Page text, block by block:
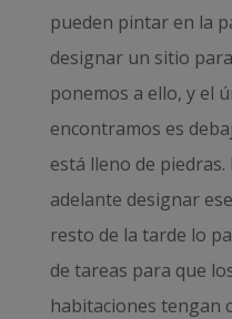
pueden pintar en la
designar un sitio
ponemos a ello, y el
encontramos es
está lleno de
adelante designar
resto de la tarde lo
de tareas para que
habitaciones tengan